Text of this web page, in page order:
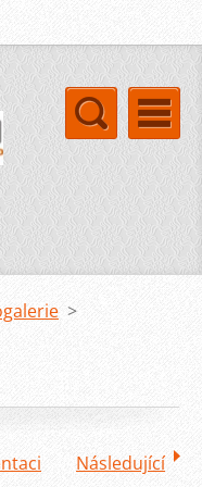
>
Následující